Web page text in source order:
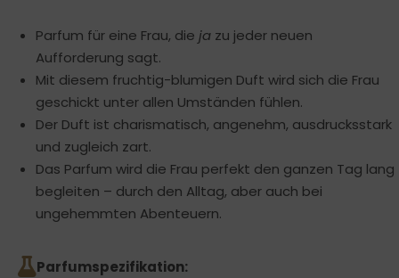
Parfum für eine Frau, die ja zu jeder neuen
Aufforderung sagt.
Mit diesem fruchtig-blumigen Duft wird sich die Frau
geschickt unter allen Umständen fühlen.
Der Duft ist charismatisch, angenehm, ausdrucksstark
und zugleich zart.
Das Parfum wird die Frau perfekt den ganzen Tag lang
begleiten – durch den Alltag, aber auch bei
ungehemmten Abenteuern.
Parfumspezifikation: